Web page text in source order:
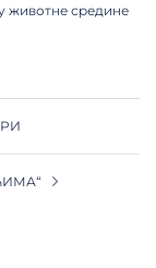
животне средине